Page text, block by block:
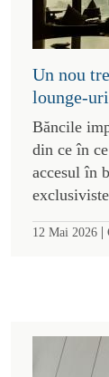
Un nou
lounge-
Băncile
din ce în
accesul în
12 Mai 2026 |